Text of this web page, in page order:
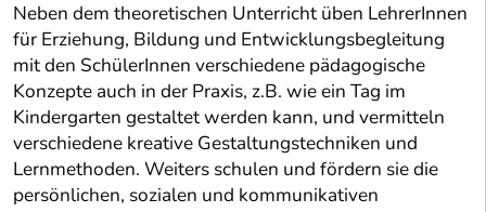
Neben dem theoretischen Unterricht üben LehrerInnen
für Erziehung, Bildung und Entwicklungsbegleitung
mit den SchülerInnen verschiedene pädagogische
Konzepte auch in der Praxis, z.B. wie ein Tag im
Kindergarten gestaltet werden kann, und vermitteln
verschiedene kreative Gestaltungstechniken und
Lernmethoden. Weiters schulen und fördern sie die
persönlichen, sozialen und kommunikativen